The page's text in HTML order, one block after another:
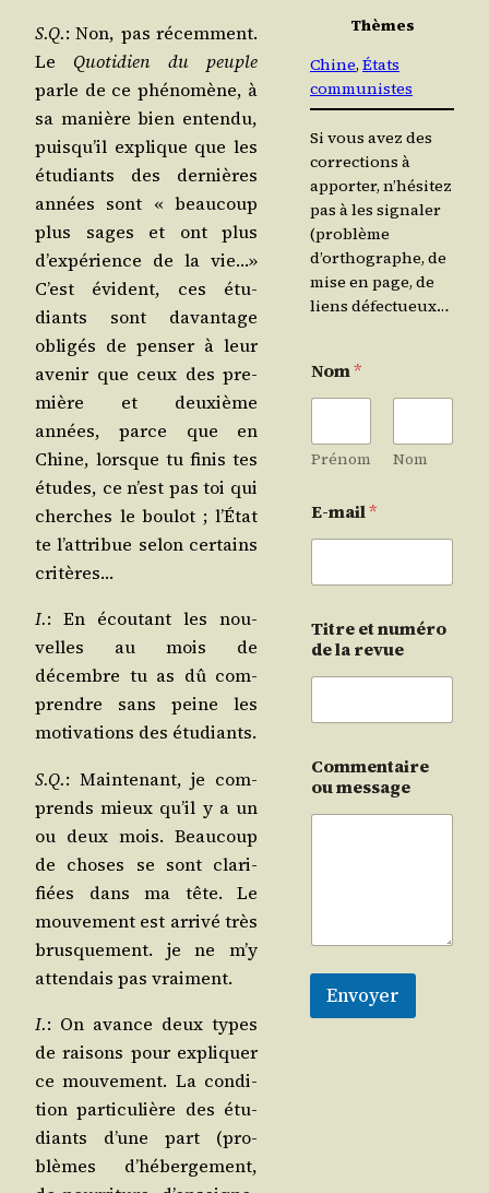
S.Q.: Non, pas récem­ment.
Le Quo­ti­dien du peuple
parle de ce phé­no­mène, à
sa manière bien enten­du,
puis­qu’il explique que les
étu­diants des der­nières
années sont « beau­coup
plus sages et ont plus
d’ex­pé­rience de la vie…»
C’est évident, ces étu­
diants sont davan­tage
obli­gés de pen­ser à leur
ave­nir que ceux des pre­
mière et deuxième
années, parce que en
Chine, lorsque tu finis tes
études, ce n’est pas toi qui
cherches le bou­lot ; l’É­tat
te l’at­tri­bue selon cer­tains
critères…
I.: En écou­tant les nou­
velles au mois de
décembre tu as dû com­
prendre sans peine les
moti­va­tions des étudiants.
S.Q.: Main­te­nant, je com­
prends mieux qu’il y a un
ou deux mois. Beau­coup
de choses se sont cla­ri­
fiées dans ma tête. Le
mou­ve­ment est arri­vé très
brus­que­ment. je ne m’y
atten­dais pas vraiment.
I.: On avance deux types
de rai­sons pour expli­quer
ce mou­ve­ment. La condi­
tion par­ti­cu­lière des étu­
diants d’une part (pro­
blèmes d’hé­ber­ge­ment,
Thèmes
Chine, États
communistes
Si vous avez des
corrections à
apporter, n’hésitez
pas à les signaler
(problème
d’orthographe, de
mise en page, de
liens défectueux…
Nom*
Prénom Nom
E-mail*
Titre et numéro
de la revue
Commentaire
ou message
Envoyer